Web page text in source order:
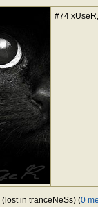
#74
(lost in tranceNeSs) (0